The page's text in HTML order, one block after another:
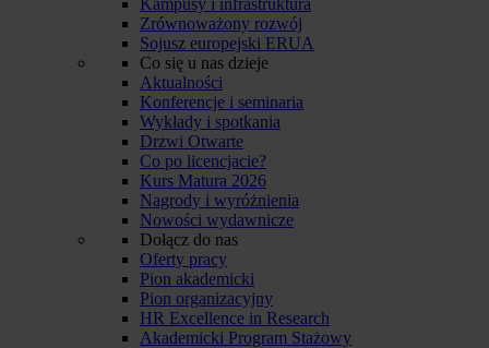
Zrównoważony rozwój
Sojusz europejski ERUA
Co się u nas dzieje
Aktualności
Konferencje i seminaria
Wykłady i spotkania
Drzwi Otwarte
Co po licencjacie?
Kurs Matura 2026
Nagrody i wyróżnienia
Nowości wydawnicze
Dołącz do nas
Oferty pracy
Pion akademicki
Pion organizacyjny
HR Excellence in Research
Akademicki Program Stażowy